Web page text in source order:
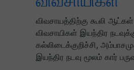
விவசாயத்திற்கு கூலி
விவசாயிகள் இயந்திர
கல்லிடைக்குறிச்சி,
இயந்திர நடவு மூலம் கார்